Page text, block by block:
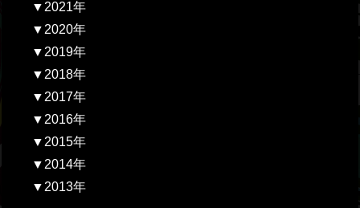
▼2021年
▼2020年
▼2019年
▼2018年
▼2017年
▼2016年
▼2015年
▼2014年
▼2013年